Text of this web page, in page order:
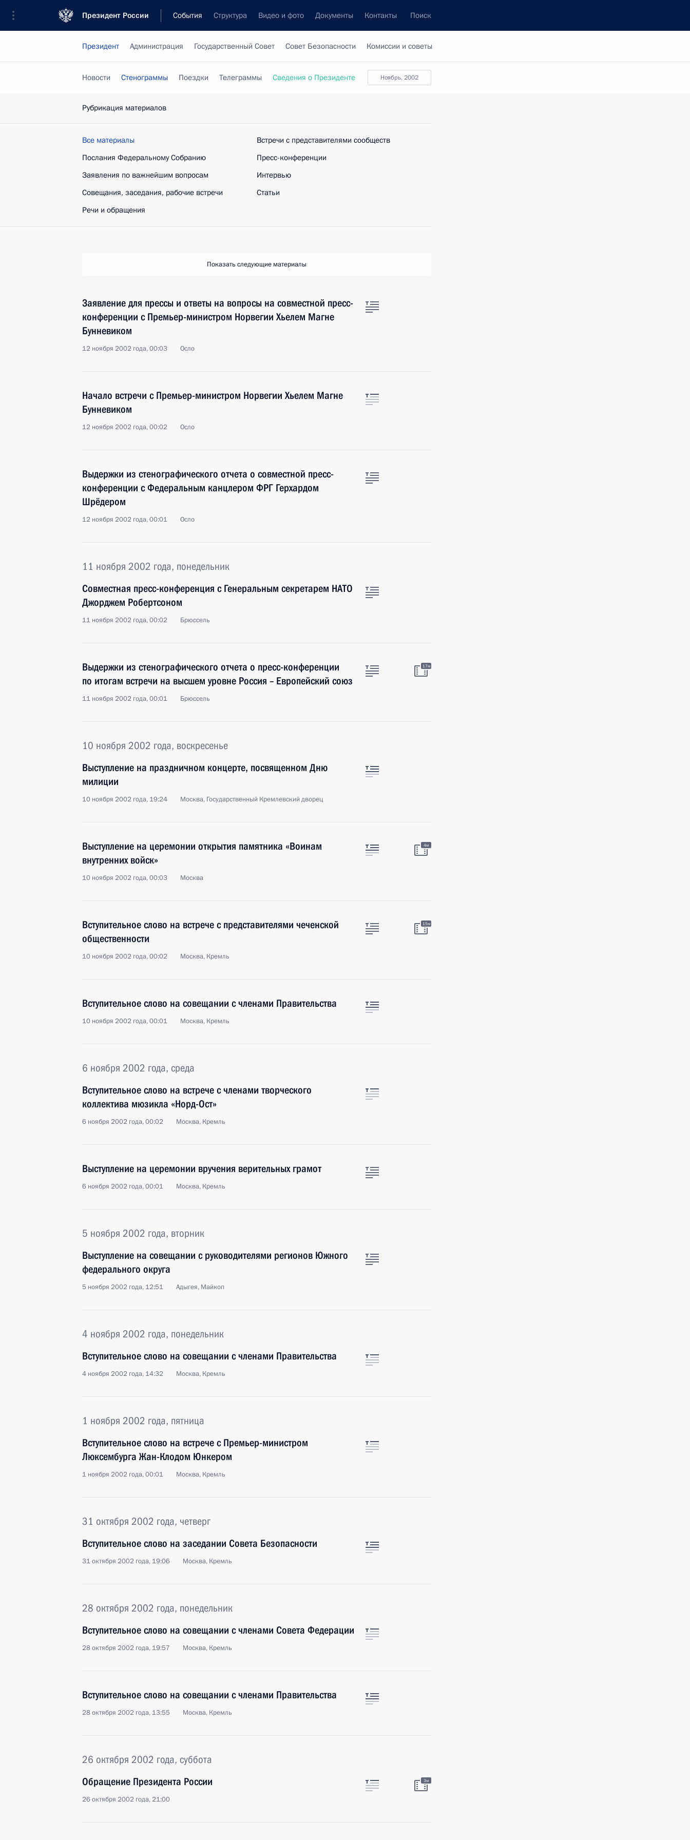
Президент России События Структура Видео и фото Документы Контакты Поиск
Президент Администрация Государственный Совет Совет Безопасности Комиссии и советы
Ноябрь, 2002
Новости Стенограммы Поездки Телеграммы Сведения о Президенте
Рубрикация материалов
Все материалы
Послания Федеральному Собранию
Заявления по важнейшим вопросам
Совещания, заседания, рабочие встречи
Речи и обращения
Встречи с представителями сообществ
Пресс-конференции
Интервью
Статьи
Показать следующие материалы
Заявление для прессы и ответы на вопросы на совместной пресс-
конференции с Премьер-министром Норвегии Хьелем Магне
Бунневиком
12 ноября 2002 года, 00:03 Осло
Начало встречи с Премьер-министром Норвегии Хьелем Магне
Бунневиком
12 ноября 2002 года, 00:02 Осло
Выдержки из стенографического отчета о совместной пресс-
конференции с Федеральным канцлером ФРГ Герхардом
Шрёдером
12 ноября 2002 года, 00:01 Осло
11 ноября 2002 года, понедельник
Совместная пресс-конференция с Генеральным секретарем НАТО
Джорджем Робертсоном
11 ноября 2002 года, 00:02 Брюссель
Выдержки из стенографического отчета о пресс-конференции
по итогам встречи на высшем уровне Россия – Европейский союз
11 ноября 2002 года, 00:01 Брюссель
17м
10 ноября 2002 года, воскресенье
Выступление на праздничном концерте, посвященном Дню
милиции
10 ноября 2002 года, 19:24 Москва, Государственный Кремлевский дворец
Выступление на церемонии открытия памятника «Воинам
внутренних войск»
10 ноября 2002 года, 00:03 Москва
4м
Вступительное слово на встрече с представителями чеченской
общественности
10 ноября 2002 года, 00:02 Москва, Кремль
15м
Вступительное слово на совещании с членами Правительства
10 ноября 2002 года, 00:01 Москва, Кремль
6 ноября 2002 года, среда
Вступительное слово на встрече с членами творческого
коллектива мюзикла «Норд-Ост»
6 ноября 2002 года, 00:02 Москва, Кремль
Выступление на церемонии вручения верительных грамот
6 ноября 2002 года, 00:01 Москва, Кремль
5 ноября 2002 года, вторник
Выступление на совещании с руководителями регионов Южного
федерального округа
5 ноября 2002 года, 12:51 Адыгея, Майкоп
4 ноября 2002 года, понедельник
Вступительное слово на совещании с членами Правительства
4 ноября 2002 года, 14:32 Москва, Кремль
1 ноября 2002 года, пятница
Вступительное слово на встрече с Премьер-министром
Люксембурга Жан-Клодом Юнкером
1 ноября 2002 года, 00:01 Москва, Кремль
31 октября 2002 года, четверг
Вступительное слово на заседании Совета Безопасности
31 октября 2002 года, 19:06 Москва, Кремль
28 октября 2002 года, понедельник
Вступительное слово на совещании с членами Совета Федерации
28 октября 2002 года, 19:57 Москва, Кремль
Вступительное слово на совещании с членами Правительства
28 октября 2002 года, 13:55 Москва, Кремль
26 октября 2002 года, суббота
Обращение Президента России
26 октября 2002 года, 21:00
3м